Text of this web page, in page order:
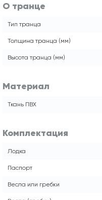
О транце
Тип транца
Толщина транца (мм)
Высота транца (мм)
Материал
Ткань ПВХ
Комплектация
Лодка
Паспорт
Весла или гребки